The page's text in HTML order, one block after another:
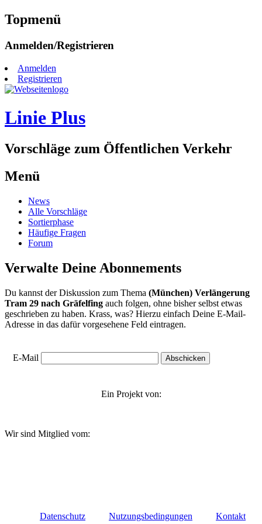
Topmenü
Zum
springen
Anmelden/Registrieren
Anmelden
Registrieren
Linie Plus
Vorschläge zum Öffentlichen Verkehr
Menü
Zum
Inhalt
springen
News
Alle Vorschläge
Sortierphase
Häufige Fragen
Forum
Verwalte Deine Abonnements
Du kannst der Diskussion zum Thema (München) Verlängerung
Tram 29 nach Gräfelfing auch folgen, ohne bisher selbst etwas
geschrieben zu haben. Krass, was? Hierzu einfach Deine E-Mail-
Adresse in das dafür vorgesehene Feld eintragen.
E-Mail
Ein Projekt von:
Wir sind Mitglied vom:
Datenschutz Nutzungsbedingungen Kontakt